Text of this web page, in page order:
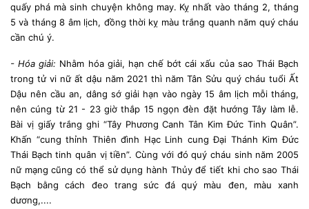
quấy phá mà sinh chuyện không may. Kỵ nhất vào tháng 2, tháng
5 và tháng 8 âm lịch, đồng thời kỵ màu trắng quanh năm quý cháu
cần chú ý.
- Hóa giải: Nhằm hóa giải, hạn chế bớt cái xấu của sao Thái Bạch
trong tử vi nữ ất dậu năm 2021 thì năm Tân Sửu quý cháu tuổi Ất
Dậu nên cầu an, dâng sớ giải hạn vào ngày 15 âm lịch mỗi tháng,
nên cúng từ 21 - 23 giờ thắp 15 ngọn đèn đặt hướng Tây làm lễ.
Bài vị giấy trắng ghi “Tây Phương Canh Tân Kim Đức Tinh Quân”.
Khấn “cung thỉnh Thiên đình Hạc Linh cung Đại Thánh Kim Đức
Thái Bạch tinh quân vị tiền”. Cùng với đó quý cháu sinh năm 2005
nữ mạng cũng có thể sử dụng hành Thủy để tiết khi cho sao Thái
Bạch bằng cách đeo trang sức đá quý màu đen, màu xanh
dương,....